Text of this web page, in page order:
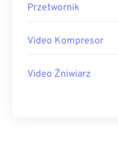
Przetwornik
Video Kompresor
Video Żniwiarz